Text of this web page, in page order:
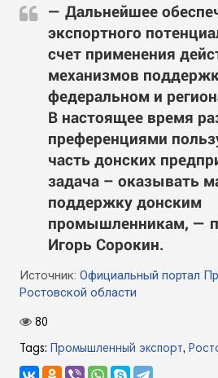
— Дальнейшее
экспортного
счет применения
механизмов
федеральном и
В настоящее время
преференциями
часть донских
задача – оказывать
поддержку донским
промышленникам, —
Игорь Сорокин.
Источник: Официальный портал
Ростовской области
80
Tags:
Промышленный экспорт,